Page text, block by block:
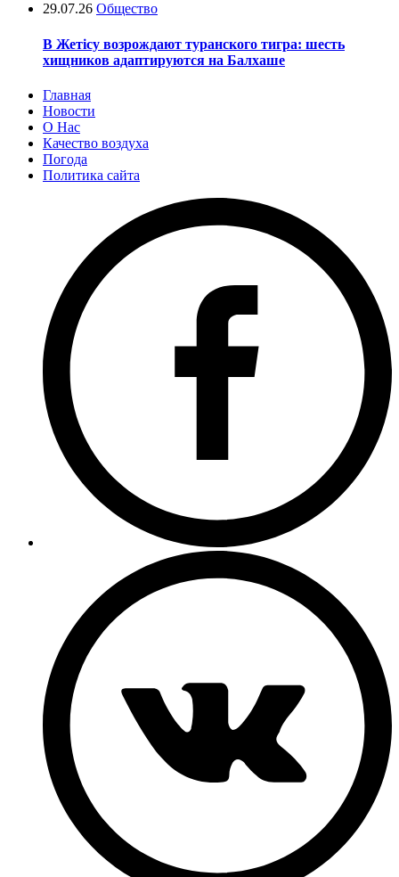
29.07.26 Общество
В Жетісу возрождают туранского тигра: шесть
хищников адаптируются на Балхаше
Главная
Новости
О Нас
Качество воздуха
Погода
Политика сайта